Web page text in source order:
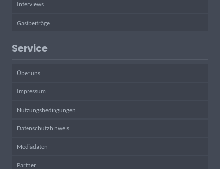
Interviews
Gastbeiträge
Service
Über uns
Impressum
Nutzungsbedingungen
Datenschutzhinweis
Mediadaten
Partner